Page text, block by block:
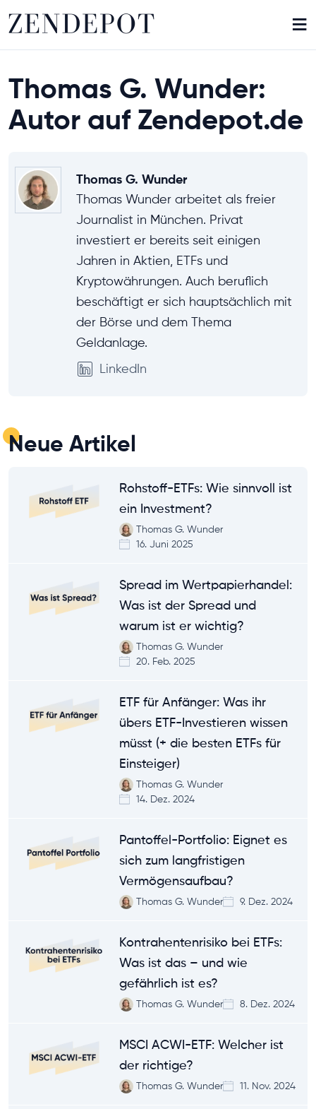
≡
Thomas G. Wunder:
Autor auf Zendepot.de
Thomas G. Wunder
Thomas Wunder arbeitet als freier
Journalist in München. Privat
investiert er bereits seit einigen
Jahren in Aktien, ETFs und
Kryptowährungen. Auch beruflich
beschäftigt er sich hauptsächlich mit
der Börse und dem Thema
Geldanlage.
LinkedIn
Neue Artikel
Rohstoff-ETFs: Wie sinnvoll ist
ein Investment?
Thomas G. Wunder
16. Juni 2025
Spread im Wertpapierhandel:
Was ist der Spread und
warum ist er wichtig?
Thomas G. Wunder
20. Feb. 2025
ETF für Anfänger: Was ihr
übers ETF-Investieren wissen
müsst (+ die besten ETFs für
Einsteiger)
Thomas G. Wunder
14. Dez. 2024
Pantoffel-Portfolio: Eignet es
sich zum langfristigen
Vermögensaufbau?
Thomas G. Wunder 9. Dez. 2024
Kontrahentenrisiko bei ETFs:
Was ist das – und wie
gefährlich ist es?
Thomas G. Wunder 8. Dez. 2024
MSCI ACWI-ETF: Welcher ist
der richtige?
Thomas G. Wunder 11. Nov. 2024